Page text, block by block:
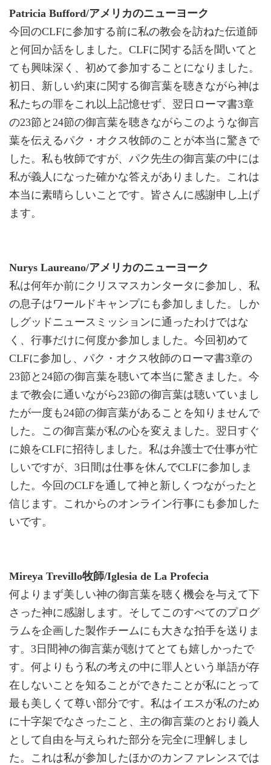
Patricia Bufford/アメリカのニューヨーク
今回のCLFに参加する前に私の教会を訪ねた伝道師
と何回か話をしました。CLFに関する話を聞いてと
ても興味深く、初めて参加することになりました。
初日、新しい約束に関する御言葉を聴きながら神は
私たちの罪をこれ以上記憶せず、翌日ローマ書3章
の23節と24節の御言葉を聴きながらこのような御言
葉を伝えるパク・オクス牧師のことが本当に驚きで
した。私も牧師ですが、パク先生の御言葉の中には
私が義人になった確かな答えがありました。これは
本当に素晴らしいことです。皆さんに感謝申し上げ
ます。
Nurys Laureano/アメリカのニューヨーク
私は何年か前にクリスマスカンタータに参加し、私
の息子はワールドキャンプにも参加しました。しか
しグッドニュースミッションに通ったわけではな
く、行事だけに何度か参加しました。今回初めて
CLFに参加し、パク・オクス牧師のローマ書3章の
23節と24節の御言葉を聴いて本当に驚きました。今
まで教会に通いながら23節の御言葉は聴いていまし
たが一度も24節の御言葉があることを知りませんで
した。この御言葉が私の心を変えました。翌日すぐ
に娘をCLFに招待しました。私は弁護士で仕事が忙
しいですが、3日間は仕事を休んでCLFに参加しま
した。今回のCLFを通して神と新しくつながったと
信じます。これからのオンライン行事にも参加した
いです。
Mireya Trevillo牧師/Iglesia de La Profecia
何よりまず美しい神の御言葉を聴く機会を与えて下
さった神に感謝します。そしてこのすべてのプログ
ラムを企画した製作チームにも大きな拍手を送りま
す。3日間神の御言葉が聴けてとても嬉しかったで
す。何よりもう私の考えの中に罪人という単語が存
在しないことを知ることができたことが私にとって
最も美しくて尊い部分です。私はイエスが私のため
に十字架でなさったこと、主の御言葉のとおり義人
として自由を与えられた部分を完全に理解しまし
た。これは私が参加したほかのカンファレンスでは